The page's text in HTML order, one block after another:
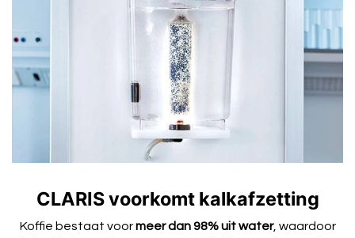
CLARIS voorkomt kalkafzetting
Koffie bestaat voormeer dan 98% uit water, waardoor